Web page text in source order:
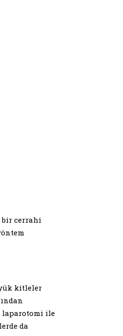
cerrahi
kitleler
laparotomi ile
da